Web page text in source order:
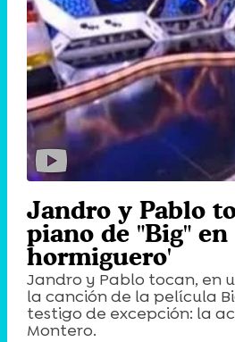
Jandro y Pablo
piano de "Big" en
hormiguero'
Jandro y Pablo tocan, en
la canción de la película
testigo de excepción: la
Montero.